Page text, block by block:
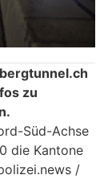
zu
Süd-Achse
die Kantone
/